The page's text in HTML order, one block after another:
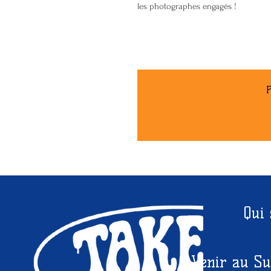
les photographes engagés !
Qui
Venir au